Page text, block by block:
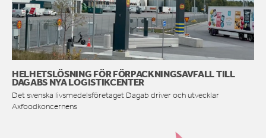
HELHETSLÖSNING FÖR FÖRPACKNINGSAVFALL TILL
DAGABS NYA LOGISTIKCENTER
Det svenska livsmedelsföretaget Dagab driver och utvecklar
Axfoodkoncernens